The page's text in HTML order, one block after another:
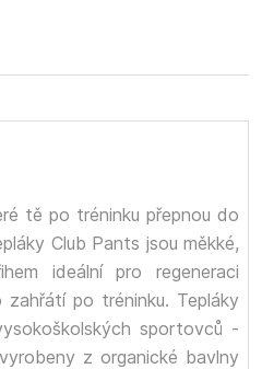
tě po tréninku přepnou do
Club Pants jsou měkké,
ideální pro regeneraci
po tréninku. Tepláky
sportovců -
z organické bavlny